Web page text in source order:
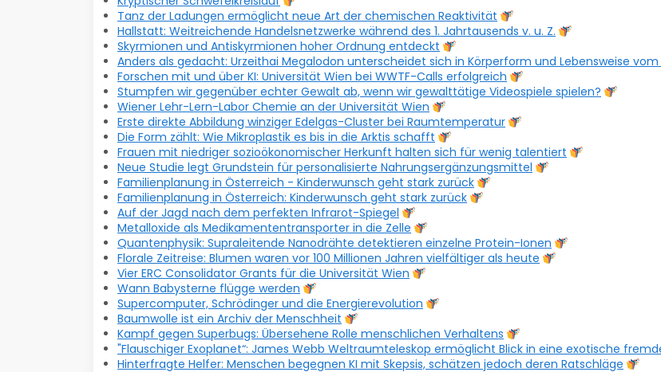
Tanz der Ladungen ermöglicht neue Art der chemischen Reaktivität
Hallstatt: Weitreichende Handelsnetzwerke während des 1. Jahrtausends v. u. Z.
Skyrmionen und Antiskyrmionen hoher Ordnung entdeckt
Anders als gedacht: Urzeithai Megalodon unterscheidet sich in Körperform und Lebensweise vom
Forschen mit und über KI: Universität Wien bei WWTF-Calls erfolgreich
Stumpfen wir gegenüber echter Gewalt ab, wenn wir gewalttätige Videospiele spielen?
Wiener Lehr-Lern-Labor Chemie an der Universität Wien
Erste direkte Abbildung winziger Edelgas-Cluster bei Raumtemperatur
Die Form zählt: Wie Mikroplastik es bis in die Arktis schafft
Frauen mit niedriger sozioökonomischer Herkunft halten sich für wenig talentiert
Neue Studie legt Grundstein für personalisierte Nahrungsergänzungsmittel
Familienplanung in Österreich - Kinderwunsch geht stark zurück
Familienplanung in Österreich: Kinderwunsch geht stark zurück
Auf der Jagd nach dem perfekten Infrarot-Spiegel
Metalloxide als Medikamententransporter in die Zelle
Quantenphysik: Supraleitende Nanodrähte detektieren einzelne Protein-Ionen
Florale Zeitreise: Blumen waren vor 100 Millionen Jahren vielfältiger als heute
Vier ERC Consolidator Grants für die Universität Wien
Wann Babysterne flügge werden
Supercomputer, Schrödinger und die Energierevolution
Baumwolle ist ein Archiv der Menschheit
Kampf gegen Superbugs: Übersehene Rolle menschlichen Verhaltens
"Flauschiger Exoplanet“: James Webb Weltraumteleskop ermöglicht Blick in eine exotische
Hinterfragte Helfer: Menschen begegnen KI mit Skepsis, schätzen jedoch deren Ratschläge